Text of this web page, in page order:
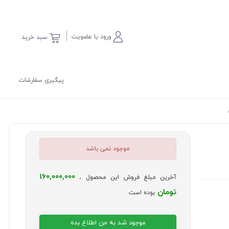
سبد خرید ورود یا عضویت
پیگیری سفارشات
موجود نمی باشد
آخرین مبلغ فروش این محصول ، 160,000,000
تومان بوده است
موجود شد به من اطلاع بده